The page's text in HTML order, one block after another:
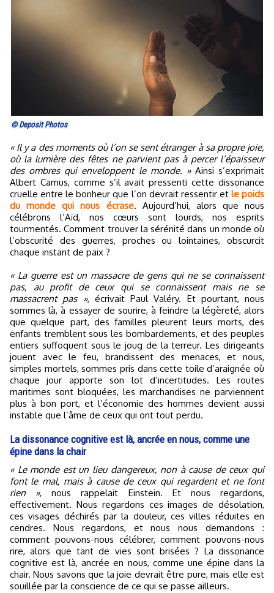
© Deposit Photos
« Il y a des moments où l’on se sent étranger à sa propre joie,
où la lumière des fêtes ne parvient pas à percer l’épaisseur
des ombres qui enveloppent le monde. »Ainsi s’exprimait
Albert Camus, comme s’il avait pressenti cette dissonance
cruelle entre le bonheur que l’on devrait ressentir et le poids
du monde qui nous écrase. Aujourd’hui, alors que nous
célébrons l’Aïd, nos cœurs sont lourds, nos esprits
tourmentés. Comment trouver la sérénité dans un monde où
l’obscurité des guerres, proches ou lointaines, obscurcit
chaque instant de paix ?
« La guerre est un massacre de gens qui ne se connaissent
pas, au profit de ceux qui se connaissent mais ne se
massacrent pas », écrivait Paul Valéry. Et pourtant, nous
sommes là, à essayer de sourire, à feindre la légèreté, alors
que quelque part, des familles pleurent leurs morts, des
enfants tremblent sous les bombardements, et des peuples
entiers suffoquent sous le joug de la terreur. Les dirigeants
jouent avec le feu, brandissent des menaces, et nous,
simples mortels, sommes pris dans cette toile d’araignée où
chaque jour apporte son lot d’incertitudes. Les routes
maritimes sont bloquées, les marchandises ne parviennent
plus à bon port, et l’économie des hommes devient aussi
instable que l’âme de ceux qui ont tout perdu.
La dissonance cognitive est là, ancrée en nous, comme une
épine dans la chair
« Le monde est un lieu dangereux, non à cause de ceux qui
font le mal, mais à cause de ceux qui regardent et ne font
rien », nous rappelait Einstein. Et nous regardons,
effectivement. Nous regardons ces images de désolation,
ces visages déchirés par la douleur, ces villes réduites en
cendres. Nous regardons, et nous nous demandons :
comment pouvons-nous célébrer, comment pouvons-nous
rire, alors que tant de vies sont brisées ? La dissonance
cognitive est là, ancrée en nous, comme une épine dans la
chair. Nous savons que la joie devrait être pure, mais elle est
souillée par la conscience de ce qui se passe ailleurs.